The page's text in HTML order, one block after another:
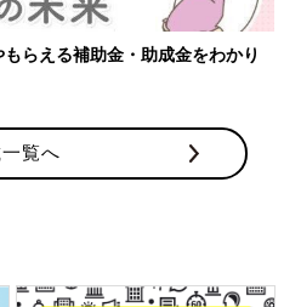
らえる補助金・助成金をわかり
覧へ